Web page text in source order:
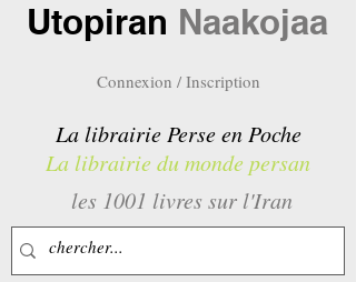
Utopiran Naakojaa
Connexion / Inscription
La librairie Perse en Poche
La librairie du monde persan
les 1001 livres sur l'Iran